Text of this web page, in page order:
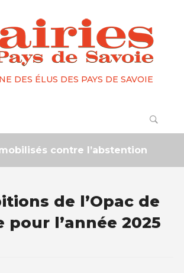
DES ÉLUS DES PAYS DE SAVOIE
contre l’abstention
de l’Opac de
pour l’année 2025